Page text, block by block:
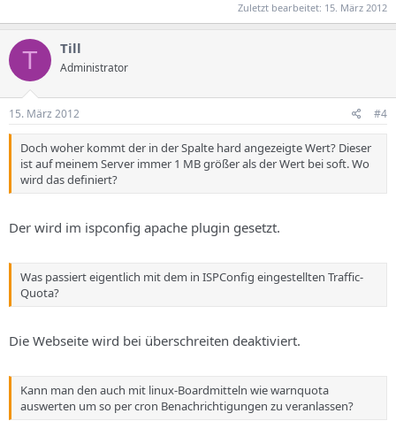
Zuletzt bearbeitet: 15. März 2012
T Till
Administrator
15. März 2012 #4
Doch woher kommt der in der Spalte hard angezeigte Wert? Dieser
ist auf meinem Server immer 1 MB größer als der Wert bei soft. Wo
wird das definiert?
Der wird im ispconfig apache plugin gesetzt.
Was passiert eigentlich mit dem in ISPConfig eingestellten Traffic-
Quota?
Die Webseite wird bei überschreiten deaktiviert.
Kann man den auch mit linux-Boardmitteln wie warnquota
auswerten um so per cron Benachrichtigungen zu veranlassen?